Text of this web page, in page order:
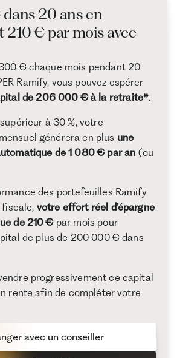
20 ans en
210 € par mois avec
€ chaque mois pendant 20
Ramify, vous pouvez espérer
de 206 000 € à la retraite*.
à 30 %, votre
générera en plus une
de 1 080 € par an (ou
des portefeuilles Ramify
fiscale, votre effort réel d’épargne
de 210 €par mois pour
de plus de 200 000 € dans
progressivement ce capital
rente afin de compléter votre
avec un conseiller